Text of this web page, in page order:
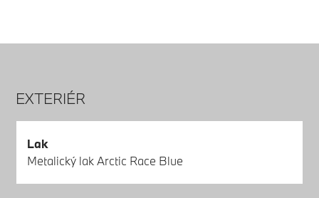
EXTERIÉR
Lak
Metalický lak Arctic Race Blue